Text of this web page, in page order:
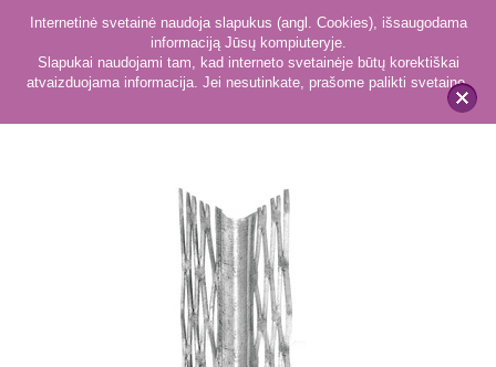
x
Internetinė svetainė naudoja slapukus (angl. Cookies), išsaugodama
informaciją Jūsų kompiuteryje.
Slapukai naudojami tam, kad interneto svetainėje būtų korektiškai
atvaizduojama informacija. Jei nesutinkate, prašome palikti svetainę.
Glaistymo, tinkavimo kampai ir profiliai 7